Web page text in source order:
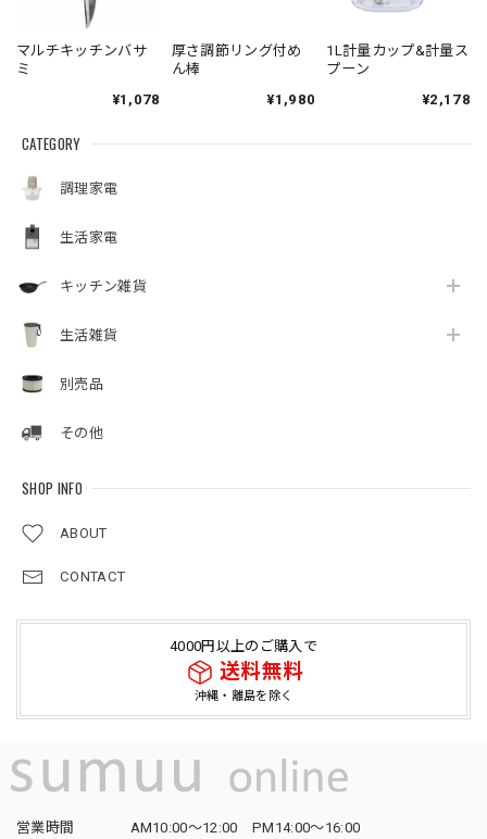
CATEGORY
調理家電
生活家電
キッチン雑貨
生活雑貨
別売品
その他
SHOP INFO
ABOUT
CONTACT
4000円以上のご購入で
送料無料
沖縄・離島を除く
マルチキッチンバサ
ミ
¥1,078
厚さ調節リング付め
ん棒
¥1,980
1L計量カップ&計量ス
プーン
¥2,178
営業時間
AM10:00〜12:00 PM14:00〜16:00